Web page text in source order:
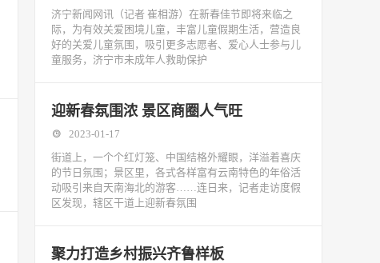
济宁新闻网讯（记者 崔相游）在新春佳节即将来临之
际，为有效关爱困境儿童，丰富儿童假期生活，营造良
好的关爱儿童氛围，吸引更多志愿者、爱心人士参与儿
童服务，济宁市未成年人救助保护
迎新春氛围浓 景区商圈人气旺
2023-01-17
街道上，一个个红灯笼、中国结格外耀眼，洋溢着喜庆
的节日氛围；景区里，各式各样富有云南特色的年俗活
动吸引来自天南海北的游客……连日来，记者走访度假
区发现，辖区干道上迎新春氛围
​聚力打造乡村振兴齐鲁样板